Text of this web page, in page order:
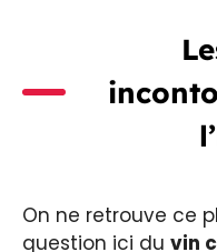
On ne retrouve ce
question ici du vin